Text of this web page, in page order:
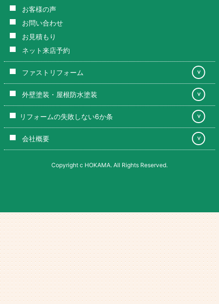
お客様の声
お問い合わせ
お見積もり
ネット来店予約
ファストリフォーム ＞
外壁塗装・屋根防水塗装 ＞
リフォームの失敗しない6か条 ＞
会社概要 ＞
Copyright c HOKAMA. All Rights Reserved.